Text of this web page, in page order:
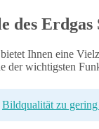
des
Ihnen eine
der wichtigsten
Bildqualität zu